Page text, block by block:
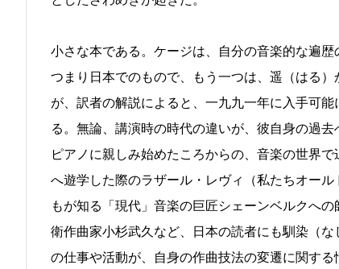
小さな本である。ケージは、自分の音楽的な遍
つまり日本でのもので、もう一つは、遥（はる
が、訳者の解説によると、一九九一年に入手可
る。無論、講演時の時代の違いが、彼自身の過
ピアノに親しみ始めたころからの、音楽の世界
へ遊学した際のラザール・レヴィ（私たちオー
もが知る「現代」音楽の巨匠シェーンベルクへ
衛作曲家小杉武久など、日本の読者にも馴染（
の仕事や活動が、自身の作曲技法の変遷に関す